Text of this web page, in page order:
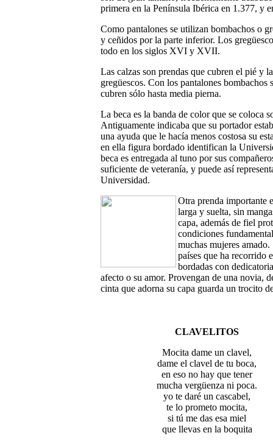
primera en la Península Ibérica en 1.377, y
Como pantalones se utilizan bombachos o
y ceñidos por la parte inferior. Los
todo en los siglos XVI y XVII.
Las calzas son prendas que cubren el pié y
gregüescos. Con los pantalones
cubren sólo hasta media pierna.
La beca es la banda de color que se coloca
Antiguamente indicaba que su portador
una ayuda que le hacía menos costosa su
en ella figura bordado identifican la
beca es entregada al tuno por sus
suficiente de veteranía, y puede así
Universidad.
Otra prenda importante
larga y suelta, sin
capa, además de fiel
condiciones
muchas mujeres
países que ha recorrido
bordadas con
afecto o su amor. Provengan de una novia,
cinta que adorna su capa guarda un trocito
CLAVELITOS
Mocita dame un clavel,
dame el clavel de tu boca,
en eso no hay que tener
mucha vergüenza ni poca.
yo te daré un cascabel,
te lo prometo mocita,
si tú me das esa miel
que llevas en la boquita